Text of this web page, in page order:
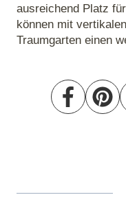
ausreichend Platz
können mit
Traumgarten einen